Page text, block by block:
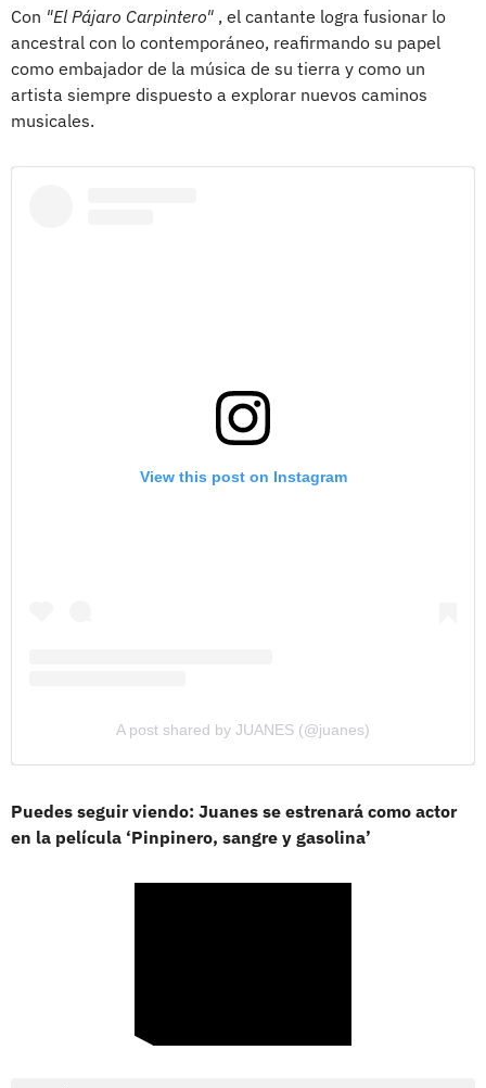
Con "El Pájaro Carpintero" , el cantante logra fusionar lo
ancestral con lo contemporáneo, reafirmando su papel
como embajador de la música de su tierra y como un
artista siempre dispuesto a explorar nuevos caminos
musicales.
View this post on Instagram
A post shared by JUANES (@juanes)
Puedes seguir viendo: Juanes se estrenará como actor
en la película ‘Pinpinero, sangre y gasolina’